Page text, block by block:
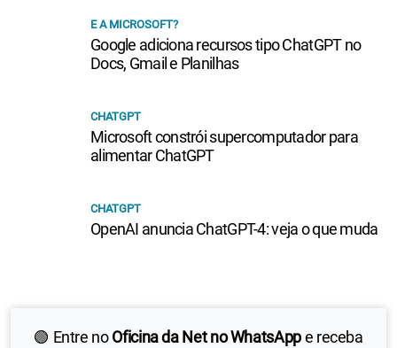
🟢 Entre noOficina da Net no WhatsAppe receba
E A MICROSOFT?
Google adiciona recursos tipo ChatGPT no
Docs, Gmail e Planilhas
CHATGPT
Microsoft constrói supercomputador para
alimentar ChatGPT
CHATGPT
OpenAI anuncia ChatGPT-4: veja o que muda